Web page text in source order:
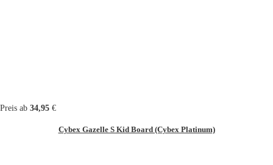
Preis ab 34,95 €
Cybex Gazelle S Kid Board (Cybex Platinum)